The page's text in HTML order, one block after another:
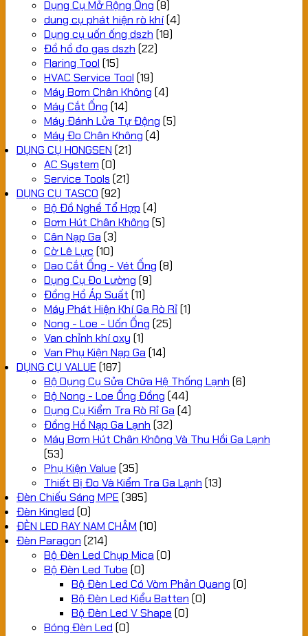
Dụng Cụ Mở Rộng Ống (8)
dung cụ phát hiện rò khí(4)
Dụng cụ uốn ống dszh (18)
Đồ hồ đo gas dszh (22)
Flaring Tool (15)
HVAC Service Tool (19)
Máy Bơm Chân Không (4)
Máy Cắt Ống (14)
Máy Đánh Lửa Tự Động (5)
Máy Đo Chân Không (4)
DỤNG CỤ HONGSEN (21)
AC System (0)
Service Tools (21)
DỤNG CỤ TASCO (92)
Bộ Đồ Nghề Tổ Hợp (4)
Bơm Hút Chân Không (5)
Cân Nạp Ga (3)
Cờ Lê Lực (10)
Dao Cắt Ống - Vét Ống (8)
Dụng Cụ Đo Lường (9)
Đồng Hồ Áp Suất (11)
Máy Phát Hiện Khí Ga Rò Rỉ(1)
Nong - Loe - Uốn Ống (25)
Van chỉnh khí oxy (1)
Van Phụ Kiện Nạp Ga (14)
DỤNG CỤ VALUE (187)
Bộ Dụng Cụ Sửa Chữa Hệ Thống Lạnh (6)
Bộ Nong - Loe Ống Đồng (44)
Dụng Cụ Kiểm Tra Rò Rỉ Ga (4)
Đồng Hồ Nạp Ga Lạnh (32)
Máy Bơm Hút Chân Không Và Thu Hồi Ga Lạnh
(53)
Phụ Kiện Value (35)
Thiết Bị Đo Và Kiểm Tra Ga Lạnh (13)
Đèn Chiếu Sáng MPE (385)
Đèn Kingled (0)
ĐÈN LED RAY NAM CHÂM (10)
Đèn Paragon (214)
Bộ Đèn Led Chụp Mica (0)
Bộ Đèn Led Tube (0)
Bộ Đèn Led Có Vòm Phản Quang (0)
Bộ Đèn Led Kiểu Batten (0)
Bộ Đèn Led V Shape (0)
Bóng Đèn Led (0)